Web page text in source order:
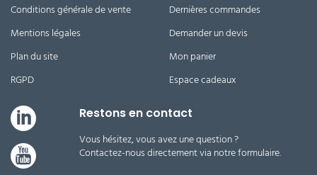
Conditions générale de vente
Mentions légales
Plan du site
RGPD
Dernières commandes
Demander un devis
Mon panier
Espace cadeaux
Restons en contact
Vous hésitez, vous avez une question ?
Contactez-nous directement via notre formulaire.